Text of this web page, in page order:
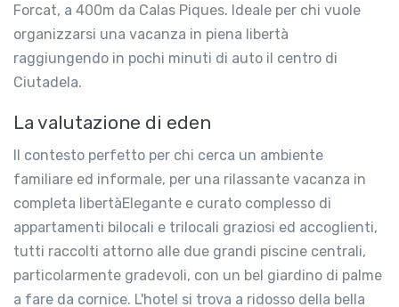
Forcat, a 400m da Calas Piques. Ideale per chi vuole
organizzarsi una vacanza in piena libertà
raggiungendo in pochi minuti di auto il centro di
Ciutadela.
La valutazione di eden
Il contesto perfetto per chi cerca un ambiente
familiare ed informale, per una rilassante vacanza in
completa libertàElegante e curato complesso di
appartamenti bilocali e trilocali graziosi ed accoglienti,
tutti raccolti attorno alle due grandi piscine centrali,
particolarmente gradevoli, con un bel giardino di palme
a fare da cornice. L'hotel si trova a ridosso della bella